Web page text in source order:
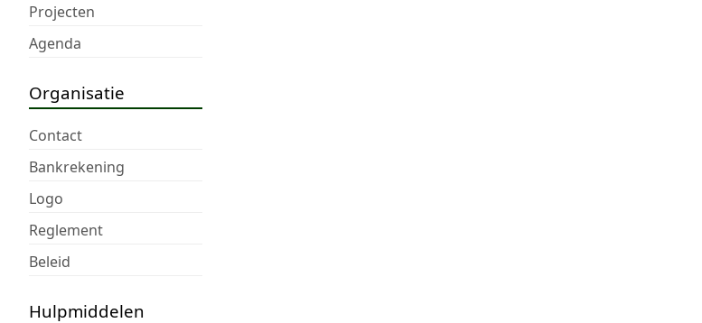
Projecten
Agenda
Organisatie
Contact
Bankrekening
Logo
Reglement
Beleid
Hulpmiddelen